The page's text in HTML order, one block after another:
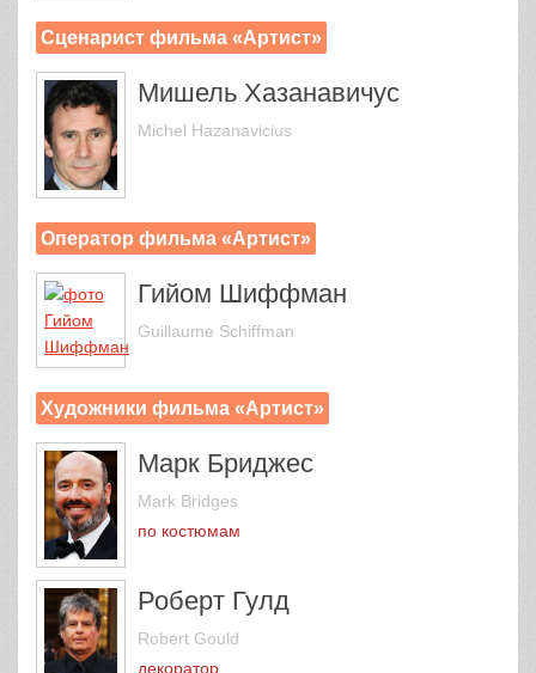
Сценарист фильма «Артист»
Мишель Хазанавичус
Michel Hazanavicius
Оператор фильма «Артист»
Гийом Шиффман
Guillaume Schiffman
Художники фильма «Артист»
Марк Бриджес
Mark Bridges
по костюмам
Роберт Гулд
Robert Gould
декоратор